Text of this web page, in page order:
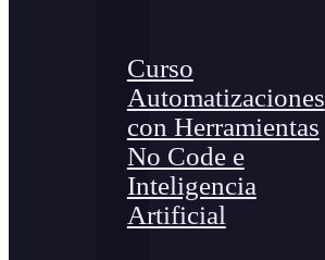
Curso
Automatizaciones
con Herramientas
No Code e
Inteligencia
Artificial